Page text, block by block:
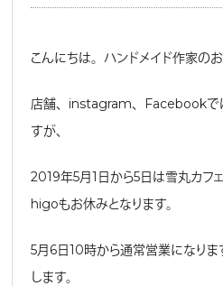
こんにちは。ハンドメイド作家の
店舗、instagram、Facebookで
すが、
2019年5月1日から5日は雪丸カフ
higoもお休みとなります。
5月6日10時から通常営業になり
します。